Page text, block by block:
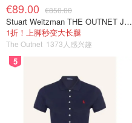
€89.00 €850.00
Stuart Weitzman THE OUTNET Jocey 弹力绒面过膝靴
1折！上脚秒变大长腿
The Outnet 1373人感兴趣
5